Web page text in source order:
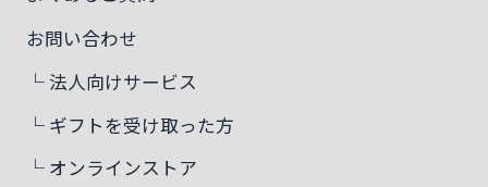
お問い合わせ
└ 法人向けサービス
└ ギフトを受け取った方
└ オンラインストア